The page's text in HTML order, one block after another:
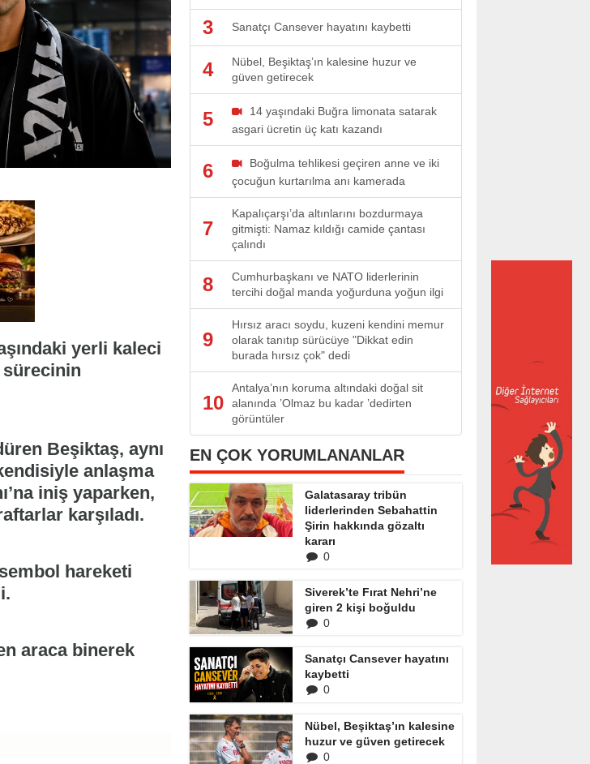
yerli kaleci
sürecinin
Beşiktaş, aynı
anlaşma
iniş yaparken,
karşıladı.
hareketi
araca binerek
3 Sanatçı Cansever hayatını kaybetti
4
Nübel, Beşiktaş’ın kalesine huzur ve
güven getirecek
5
14 yaşındaki Buğra limonata satarak
asgari ücretin üç katı kazandı
6
Boğulma tehlikesi geçiren anne ve iki
çocuğun kurtarılma anı kamerada
7
Kapalıçarşı’da altınlarını bozdurmaya
gitmişti: Namaz kıldığı camide çantası
çalındı
8
Cumhurbaşkanı ve NATO liderlerinin
tercihi doğal manda yoğurduna yoğun ilgi
9
Hırsız aracı soydu, kuzeni kendini memur
olarak tanıtıp sürücüye "Dikkat edin
burada hırsız çok" dedi
10
Antalya’nın koruma altındaki doğal sit
alanında ’Olmaz bu kadar ’dedirten
görüntüler
EN ÇOK YORUMLANANLAR
Galatasaray tribün
liderlerinden Sebahattin
Şirin hakkında gözaltı
kararı
0
Siverek’te Fırat Nehri’ne
giren 2 kişi boğuldu
0
Sanatçı Cansever hayatını
kaybetti
0
Nübel, Beşiktaş’ın kalesine
huzur ve güven getirecek
0